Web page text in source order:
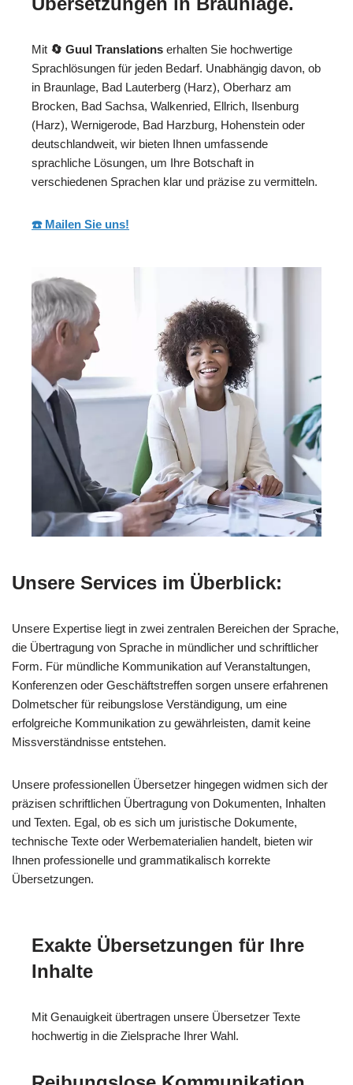
Mit 🔄 Guul Translations erhalten Sie hochwertige
Sprachlösungen für jeden Bedarf. Unabhängig davon, ob
in Braunlage, Bad Lauterberg (Harz), Oberharz am
Brocken, Bad Sachsa, Walkenried, Ellrich, Ilsenburg
(Harz), Wernigerode, Bad Harzburg, Hohenstein oder
deutschlandweit, wir bieten Ihnen umfassende
sprachliche Lösungen, um Ihre Botschaft in
verschiedenen Sprachen klar und präzise zu vermitteln.
☎️ Mailen Sie uns!
Unsere Services im Überblick:
Unsere Expertise liegt in zwei zentralen Bereichen der Sprache,
die Übertragung von Sprache in mündlicher und schriftlicher
Form. Für mündliche Kommunikation auf Veranstaltungen,
Konferenzen oder Geschäftstreffen sorgen unsere erfahrenen
Dolmetscher für reibungslose Verständigung, um eine
erfolgreiche Kommunikation zu gewährleisten, damit keine
Missverständnisse entstehen.
Unsere professionellen Übersetzer hingegen widmen sich der
präzisen schriftlichen Übertragung von Dokumenten, Inhalten
und Texten. Egal, ob es sich um juristische Dokumente,
technische Texte oder Werbematerialien handelt, bieten wir
Ihnen professionelle und grammatikalisch korrekte
Übersetzungen.
Exakte Übersetzungen für Ihre
Inhalte
Mit Genauigkeit übertragen unsere Übersetzer Texte
hochwertig in die Zielsprache Ihrer Wahl.